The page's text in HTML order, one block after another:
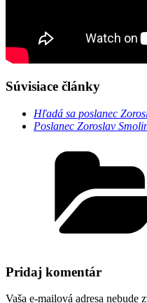
Súvisiace články
Hľadá sa poslanec
Poslanec Zoroslav
Pridaj komentár
Vaša e-mailová adresa nebude